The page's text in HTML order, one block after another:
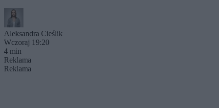
Aleksandra Cieślik
Wczoraj 19:20
4 min
Reklama
Reklama